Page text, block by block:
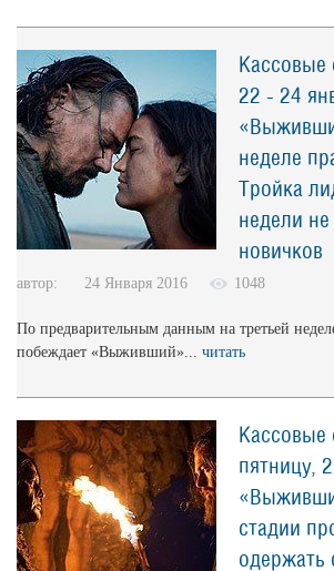
22 - 24
неделе
Тройка
недели не
новичков
автор: 24 Января 2016 1048
По предварительным данным на третьей
побеждает «Выживший»... читать
пятницу,
стадии
одержать